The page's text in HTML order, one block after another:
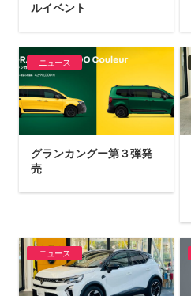
ルイベント
ニュース
グランカングー第３弾発
売
ニュース